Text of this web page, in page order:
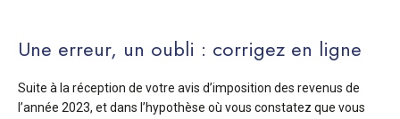
Une erreur, un oubli : corrigez en ligne
Suite à la réception de votre avis d’imposition des revenus de
l’année 2023, et dans l’hypothèse où vous constatez que vous